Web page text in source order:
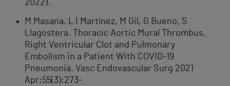
2022).
M Masana, L I Martínez, M Gil, G Bueno, S
Llagostera. Thoracic Aortic Mural Thrombus,
Right Ventricular Clot and Pulmonary
Embolism in a Patient With COVID-19
Pneumonia. Vasc Endovascular Surg 2021
Apr;55(3):273-